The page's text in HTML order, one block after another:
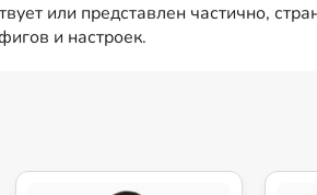
или представлен частично,
и настроек.